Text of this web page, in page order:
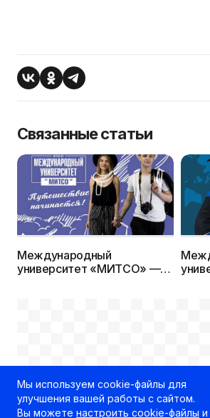
Связанные статьи
Международный
университет «МИТСО» —
100% x
Мы используем cookie-файлы для
улучшения вашей работы с сайтом.
Вы можете настроить cookie-файлы и